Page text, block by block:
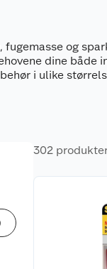
fugemasse og
dine både
i ulike
302